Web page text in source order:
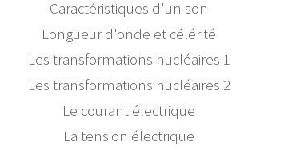
Caractéristiques d'un son
Longueur d'onde et célérité
Les transformations nucléaires 1
Les transformations nucléaires 2
Le courant électrique
La tension électrique